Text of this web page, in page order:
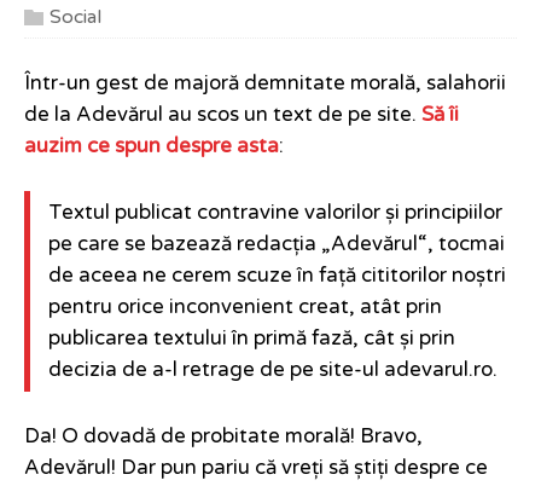
Social
Într-un gest de majoră demnitate morală, salahorii
de la Adevărul au scos un text de pe site. Să îi
auzim ce spun despre asta:
Textul publicat contravine valorilor și principiilor
pe care se bazează redacția „Adevărul“, tocmai
de aceea ne cerem scuze în față cititorilor noștri
pentru orice inconvenient creat, atât prin
publicarea textului în primă fază, cât și prin
decizia de a-l retrage de pe site-ul adevarul.ro.
Da! O dovadă de probitate morală! Bravo,
Adevărul! Dar pun pariu că vreți să știți despre ce